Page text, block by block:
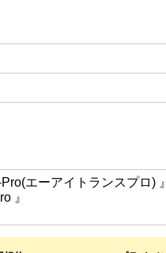
エーアイトランスプロ) 』
』